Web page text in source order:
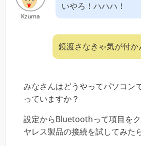
Kzuma
いやろ！ハハハ！
鏡渡さなきゃ気が付か
みなさんはどうやってパソコン
っていますか？
設定からBluetoothって項目を
ヤレス製品の接続を試してみた